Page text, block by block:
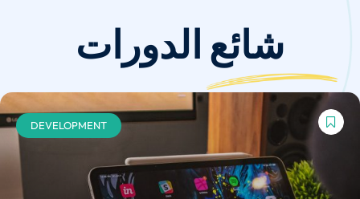
شائع الدورات
DEVELOPMENT